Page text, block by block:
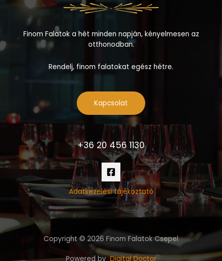
Finom Falatok a hét minden napján, kényelmesen az
otthonodban.
Rendelj, finom falatokat egész hétre.
Kapcsolat
+36 20 456 1130
Adatkezelési tájékoztató
Copyright © 2026 Finom Falatok Csepel
Powered byDigital Doctor